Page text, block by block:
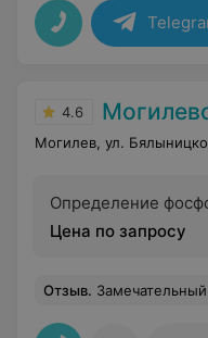
4.6
Могилев, ул.
Определение
Цена по запросу
Отзыв. Замечательный Врач. Не